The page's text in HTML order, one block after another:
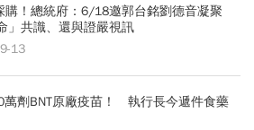
購！總統府：6/18邀郭台銘劉德音凝聚
」共識、還與證嚴視訊
13
萬劑BNT原廠疫苗！ 執行長今遞件食藥